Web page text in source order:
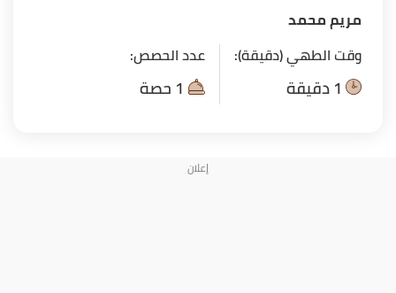
مريم محمد
وقت الطهي (دقيقة):
عدد الحصص: